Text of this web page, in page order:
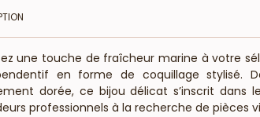
une touche de fraîcheur marine à votre
en forme de coquillage stylisé.
dorée, ce bijou délicat s’inscrit dans
professionnels à la recherche de pièces